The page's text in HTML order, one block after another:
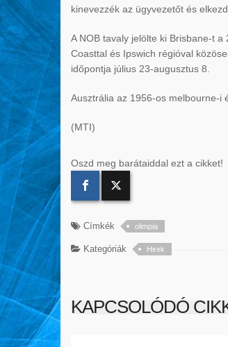
kinevezzék az ügyvezetőt és
A NOB tavaly jelölte ki Brisbane-t
Coasttal és Ipswich régióval
időpontja július 23-augusztus 8.
Ausztrália az 1956-os melbourne-i
(MTI)
Oszd meg barátaiddal ezt a cikket!
Címkék olimpia
Kategóriák Hirek
KAPCSOLÓDÓ